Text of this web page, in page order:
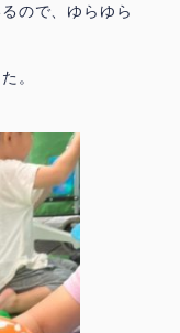
ので、ゆらゆら
。